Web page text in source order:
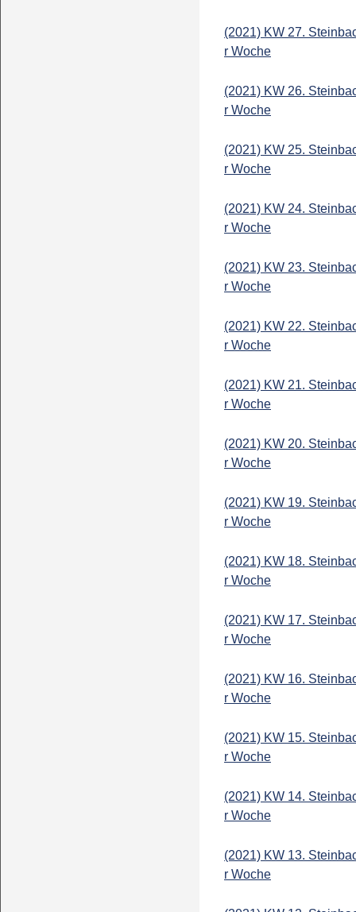
(2021) KW 27.
r Woche
(2021) KW 26.
r Woche
(2021) KW 25.
r Woche
(2021) KW 24.
r Woche
(2021) KW 23.
r Woche
(2021) KW 22.
r Woche
(2021) KW 21.
r Woche
(2021) KW 20.
r Woche
(2021) KW 19.
r Woche
(2021) KW 18.
r Woche
(2021) KW 17.
r Woche
(2021) KW 16.
r Woche
(2021) KW 15.
r Woche
(2021) KW 14.
r Woche
(2021) KW 13.
r Woche